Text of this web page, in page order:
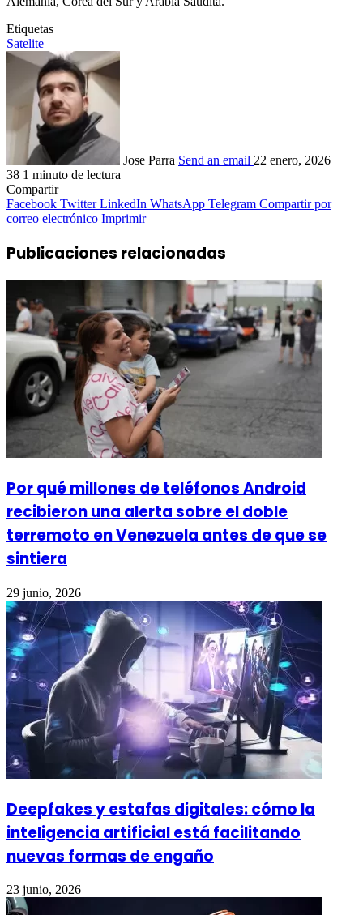
Etiquetas
Satelite
Jose Parra Send an email 22 enero, 2026
38 1 minuto de lectura
Compartir
Facebook Twitter LinkedIn WhatsApp Telegram Compartir por
correo electrónico Imprimir
Publicaciones relacionadas
Por qué millones de teléfonos Android
recibieron una alerta sobre el doble
terremoto en Venezuela antes de que se
sintiera
29 junio, 2026
Deepfakes y estafas digitales: cómo la
inteligencia artificial está facilitando
nuevas formas de engaño
23 junio, 2026